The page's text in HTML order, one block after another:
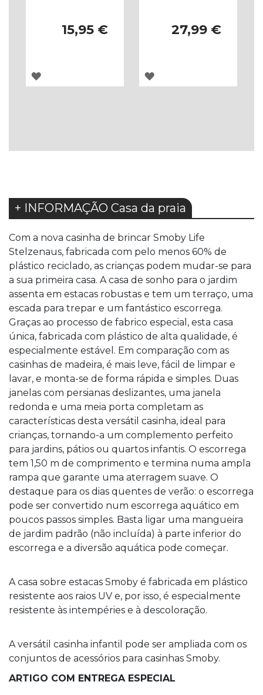
15,95 €
ADICIONAR
27,99 €
ADICIONAR
+ INFORMAÇÃO Casa da praia
Com a nova casinha de brincar Smoby Life
Stelzenaus, fabricada com pelo menos 60% de
plástico reciclado, as crianças podem mudar-se para
a sua primeira casa. A casa de sonho para o jardim
assenta em estacas robustas e tem um terraço, uma
escada para trepar e um fantástico escorrega.
Graças ao processo de fabrico especial, esta casa
única, fabricada com plástico de alta qualidade, é
especialmente estável. Em comparação com as
casinhas de madeira, é mais leve, fácil de limpar e
lavar, e monta-se de forma rápida e simples. Duas
janelas com persianas deslizantes, uma janela
redonda e uma meia porta completam as
características desta versátil casinha, ideal para
crianças, tornando-a um complemento perfeito
para jardins, pátios ou quartos infantis. O escorrega
tem 1,50 m de comprimento e termina numa ampla
rampa que garante uma aterragem suave. O
destaque para os dias quentes de verão: o escorrega
pode ser convertido num escorrega aquático em
poucos passos simples. Basta ligar uma mangueira
de jardim padrão (não incluída) à parte inferior do
escorrega e a diversão aquática pode começar.
A casa sobre estacas Smoby é fabricada em plástico
resistente aos raios UV e, por isso, é especialmente
resistente às intempéries e à descoloração.
A versátil casinha infantil pode ser ampliada com os
conjuntos de acessórios para casinhas Smoby.
ARTIGO COM ENTREGA ESPECIAL